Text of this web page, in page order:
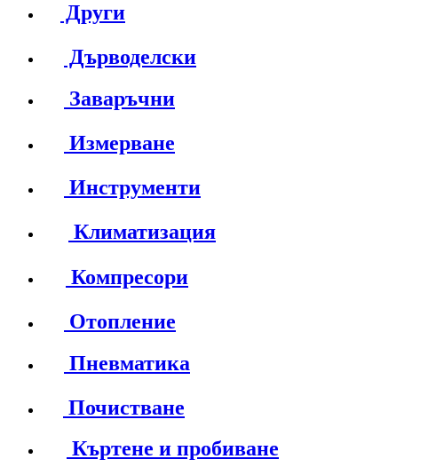
Други
Дърводелски
Заваръчни
Измерване
Инструменти
Климатизация
Компресори
Отопление
Пневматика
Почистване
Къртене и пробиване